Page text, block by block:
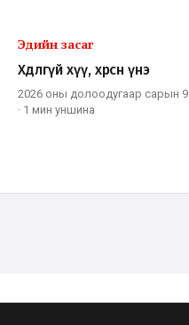
Эдийн засаг
Хөдлөөгүй хүү, хөөрсөн үнэ
2026 оны долоодугаар сарын 9
· 1 мин уншина